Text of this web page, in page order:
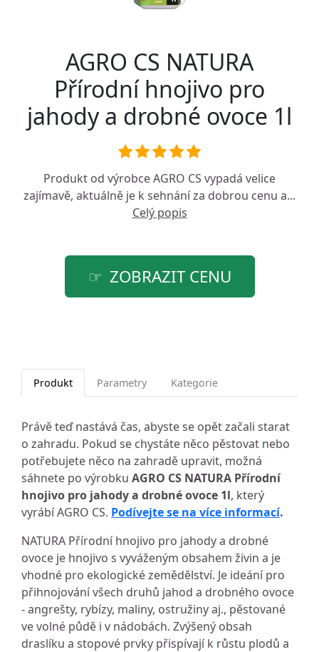
AGRO CS NATURA
Přírodní hnojivo pro
jahody a drobné ovoce 1l
Produkt od výrobceAGRO CS vypadá velice
zajímavě, aktuálně je k sehnání za dobrou cenu a...
Celý popis
ZOBRAZIT CENU
Produkt Parametry Kategorie
Právě teď nastává čas, abyste se opět začali starat
o zahradu. Pokud se chystáte něco pěstovat nebo
potřebujete něco na zahradě upravit, možná
sáhnete po výrobku AGRO CS NATURA Přírodní
hnojivo pro jahody a drobné ovoce 1l, který
vyrábí AGRO CS. Podívejte se na více informací.
NATURA Přírodní hnojivo pro jahody a drobné
ovoce je hnojivo s vyváženým obsahem živin a je
vhodné pro ekologické zemědělství. Je ideání pro
přihnojování všech druhů jahod a drobného ovoce
- angrešty, rybízy, maliny, ostružiny aj., pěstované
ve volné půdě i v nádobách. Zvýšený obsah
draslíku a stopové prvky přispívají k růstu plodů a